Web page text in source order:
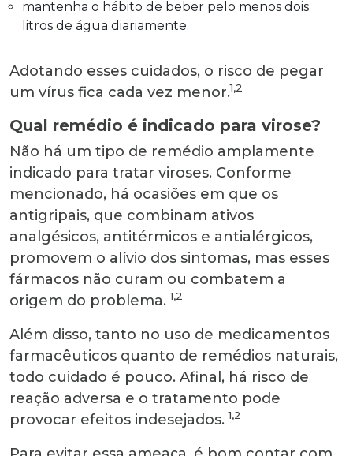
mantenha o hábito de beber pelo menos dois
litros de água diariamente.
Adotando esses cuidados, o risco de pegar
um vírus fica cada vez menor.1,2
Qual remédio é indicado para virose?
Não há um tipo de remédio amplamente
indicado para tratar viroses. Conforme
mencionado, há ocasiões em que os
antigripais, que combinam ativos
analgésicos, antitérmicos e antialérgicos,
promovem o alívio dos sintomas, mas esses
fármacos não curam ou combatem a
origem do problema. 1,2
Além disso, tanto no uso de medicamentos
farmacêuticos quanto de remédios naturais,
todo cuidado é pouco. Afinal, há risco de
reação adversa e o tratamento pode
provocar efeitos indesejados. 1,2